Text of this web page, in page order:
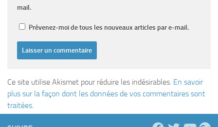
mail.
Prévenez-moi de tous les nouveaux articles par e-mail.
Ce site utilise Akismet pour réduire les indésirables. En savoir
plus sur la façon dont les données de vos commentaires sont
traitées.